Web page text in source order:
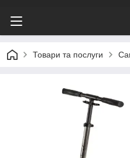
Товари та послуги